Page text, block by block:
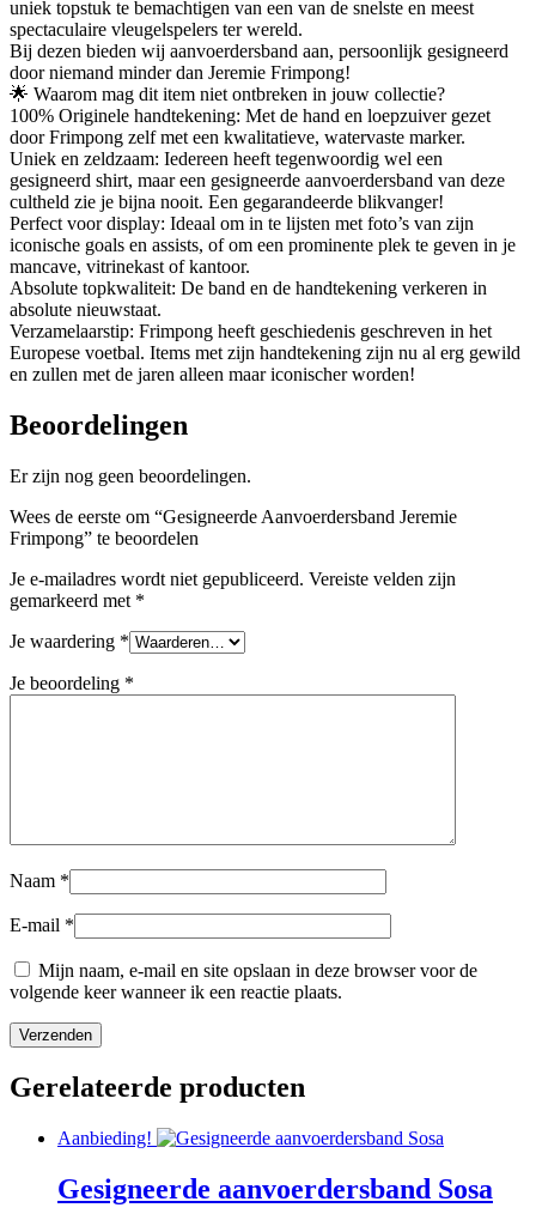
uniek topstuk te bemachtigen van een van de snelste en meest
spectaculaire vleugelspelers ter wereld.
Bij dezen bieden wij aanvoerdersband aan, persoonlijk gesigneerd
door niemand minder dan Jeremie Frimpong!
🌟 Waarom mag dit item niet ontbreken in jouw collectie?
100% Originele handtekening: Met de hand en loepzuiver gezet
door Frimpong zelf met een kwalitatieve, watervaste marker.
Uniek en zeldzaam: Iedereen heeft tegenwoordig wel een
gesigneerd shirt, maar een gesigneerde aanvoerdersband van deze
cultheld zie je bijna nooit. Een gegarandeerde blikvanger!
Perfect voor display: Ideaal om in te lijsten met foto’s van zijn
iconische goals en assists, of om een prominente plek te geven in je
mancave, vitrinekast of kantoor.
Absolute topkwaliteit: De band en de handtekening verkeren in
absolute nieuwstaat.
Verzamelaarstip: Frimpong heeft geschiedenis geschreven in het
Europese voetbal. Items met zijn handtekening zijn nu al erg gewild
en zullen met de jaren alleen maar iconischer worden!
Beoordelingen
Er zijn nog geen beoordelingen.
Wees de eerste om “Gesigneerde Aanvoerdersband Jeremie
Frimpong” te beoordelen
Je e-mailadres wordt niet gepubliceerd. Vereiste velden zijn
gemarkeerd met *
Je waardering *
Je beoordeling *
Naam *
E-mail *
Mijn naam, e-mail en site opslaan in deze browser voor de
volgende keer wanneer ik een reactie plaats.
Gerelateerde producten
Aanbieding!
Gesigneerde aanvoerdersband Sosa